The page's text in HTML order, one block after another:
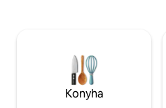
a madarak hangjait, a játékos
és a körülötted lévő zöldellést.
vagy menj ki, és érezd a
energiáját – csodásan fogod
Konyha